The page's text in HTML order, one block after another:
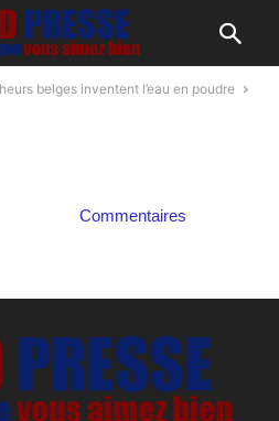
belges inventent l’eau en poudre
Commentaires